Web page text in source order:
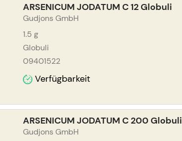
ARSENICUM JODATUM C 12 Globuli
Gudjons GmbH
1.5 g
Globuli
09401522
Verfügbarkeit
ARSENICUM JODATUM C 200 Globuli
Gudjons GmbH